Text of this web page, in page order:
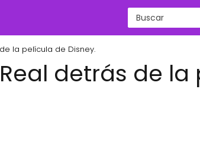
de la película de Disney.
Real detrás de